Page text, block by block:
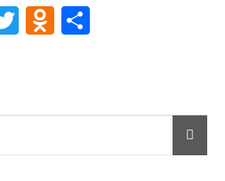
Twitter